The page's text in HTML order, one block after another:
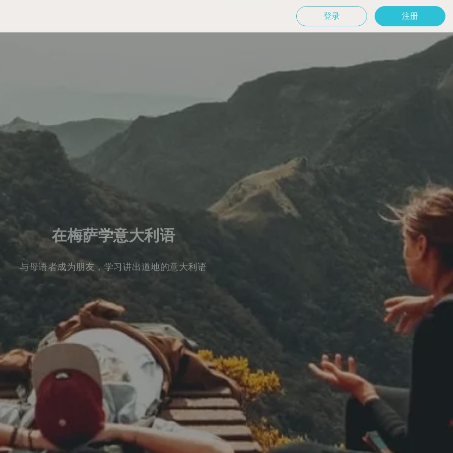
登录 注册
在梅萨学意大利语
与母语者成为朋友，学习讲出道地的意大利语